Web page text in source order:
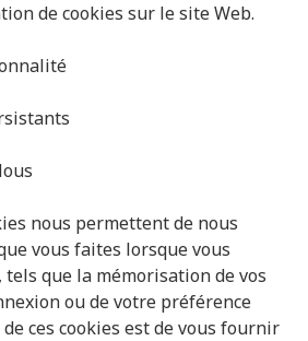
de cookies sur le site Web.
nous permettent de nous
vous faites lorsque vous
que la mémorisation de vos
ou de votre préférence
ces cookies est de vous fournir